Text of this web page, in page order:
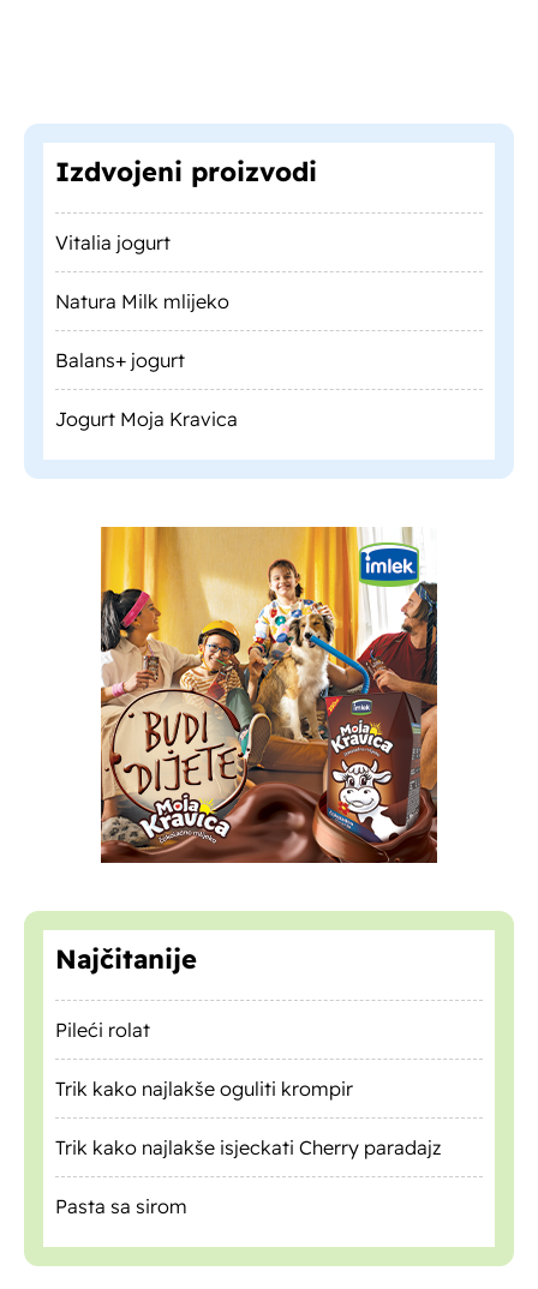
Izdvojeni proizvodi
Vitalia jogurt
Natura Milk mlijeko
Balans+ jogurt
Jogurt Moja Kravica
Najčitanije
Pileći rolat
Trik kako najlakše oguliti krompir
Trik kako najlakše isjeckati Cherry paradajz
Pasta sa sirom